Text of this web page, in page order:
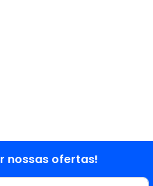
nossas ofertas!